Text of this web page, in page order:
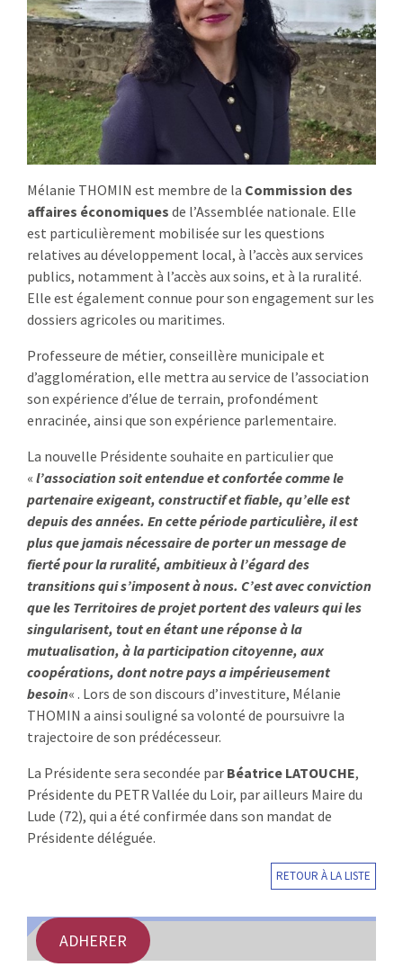
Mélanie THOMIN est membre de la Commission des
affaires économiques de l’Assemblée nationale. Elle
est particulièrement mobilisée sur les questions
relatives au développement local, à l’accès aux services
publics, notamment à l’accès aux soins, et à la ruralité.
Elle est également connue pour son engagement sur les
dossiers agricoles ou maritimes.
Professeure de métier, conseillère municipale et
d’agglomération, elle mettra au service de l’association
son expérience d’élue de terrain, profondément
enracinée, ainsi que son expérience parlementaire.
La nouvelle Présidente souhaite en particulier que
« l’association soit entendue et confortée comme le
partenaire exigeant, constructif et fiable, qu’elle est
depuis des années. En cette période particulière, il est
plus que jamais nécessaire de porter un message de
fierté pour la ruralité, ambitieux à l’égard des
transitions qui s’imposent à nous. C’est avec conviction
que les Territoires de projet portent des valeurs qui les
singularisent, tout en étant une réponse à la
mutualisation, à la participation citoyenne, aux
coopérations, dont notre pays a impérieusement
besoin« . Lors de son discours d’investiture, Mélanie
THOMIN a ainsi souligné sa volonté de poursuivre la
trajectoire de son prédécesseur.
La Présidente sera secondée par Béatrice LATOUCHE,
Présidente du PETR Vallée du Loir, par ailleurs Maire du
Lude (72), qui a été confirmée dans son mandat de
Présidente déléguée.
RETOUR À LA LISTE
ADHERER